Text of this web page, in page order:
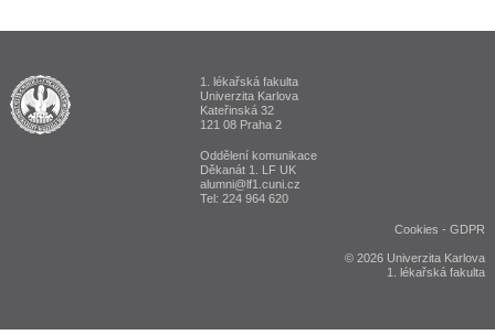
ALUMNI 1. lékařská fakulta Univerzita Karlova v Praze
1. lékařská fakulta
Univerzita Karlova
Kateřinská 32
121 08 Praha 2
Oddělení komunikace
Děkanát 1. LF UK
alumni@lf1.cuni.cz
Tel: 224 964 620
Cookies -GDPR
© 2026 Univerzita Karlova
1. lékařská fakulta